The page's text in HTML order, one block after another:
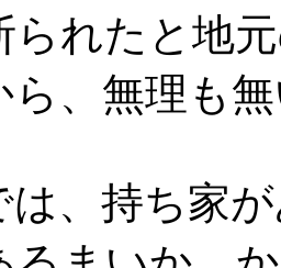
られたと地
ら、無理も
、持ち家が